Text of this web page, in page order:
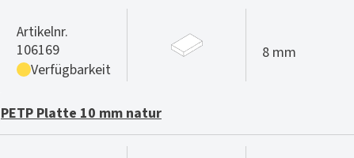
Artikelnr.
106169
Verfügbarkeit
8 mm
PETP Platte 10 mm natur